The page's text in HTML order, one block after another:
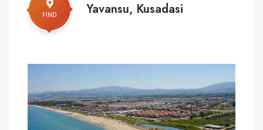
FIND Yavansu, Kusadasi